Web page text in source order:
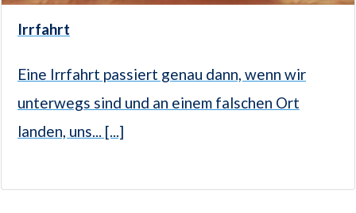
Irrfahrt
Eine Irrfahrt passiert genau dann, wenn wir
unterwegs sind und an einem falschen Ort
landen, uns... [...]